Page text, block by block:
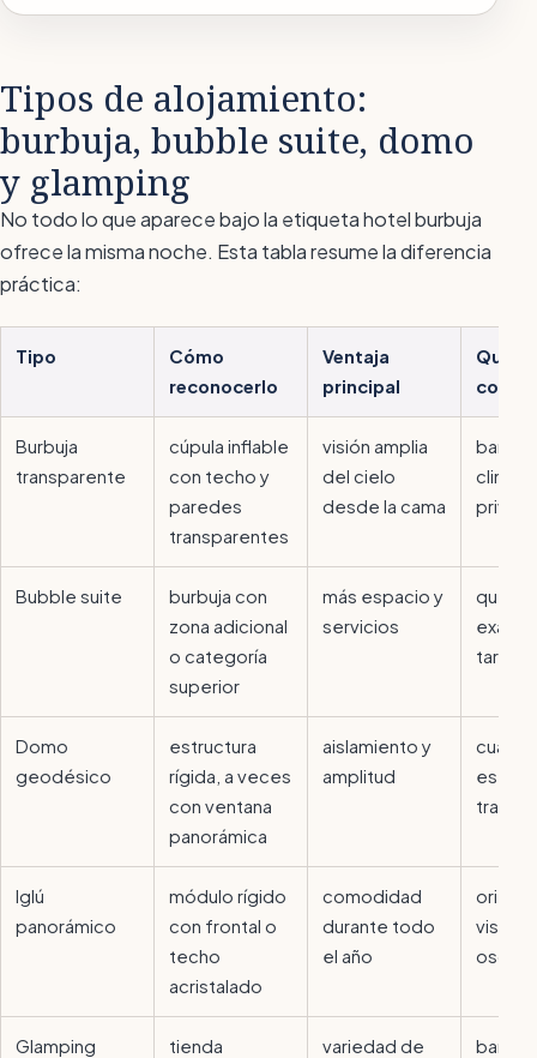
Tipos de alojamiento:
burbuja, bubble suite, domo
y glamping
No todo lo que aparece bajo la etiquetahotel burbuja
ofrece la misma noche. Esta tabla resume la diferencia
práctica:
Tipo
Cómo
reconocerlo
Ventaja
principal
Qué
Burbuja
transparente
cúpula inflable
con techo y
paredes
transparentes
visión amplia
del cielo
desde la cama
baño
Bubble suite
burbuja con
zona adicional
o categoría
superior
más espacio y
servicios
qué
tarifa
Domo
geodésico
estructura
rígida, a veces
con ventana
panorámica
aislamiento y
amplitud
es
Iglú
panorámico
módulo rígido
con frontal o
techo
acristalado
comodidad
durante todo
el año
vistas y
Glamping
tienda
variedad de
baño,